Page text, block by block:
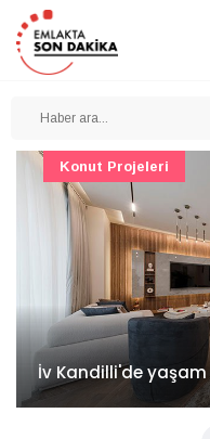
İv Kandilli'de yaşam
Konut Projeleri